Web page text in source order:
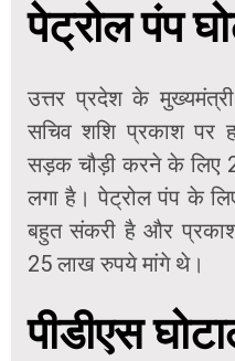
पेट्रोल पंप
उत्तर प्रदेश के
सचिव शशि प्रकाश पर
सड़क चौड़ी करने के लिए
लगा है। पेट्रोल पंप के
बहुत संकरी है और
25 लाख रुपये मांगे थे।
पीडीएस